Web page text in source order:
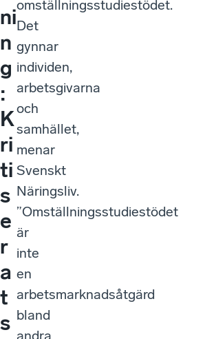
ni
n
g
:
K
ri
ti
s
e
r
a
t
s
omställningsstudiestödet.
Det
gynnar
individen,
arbetsgivarna
och
samhället,
menar
Svenskt
Näringsliv.
”Omställningsstudiestödet
är
inte
en
arbetsmarknadsåtgärd
bland
andra